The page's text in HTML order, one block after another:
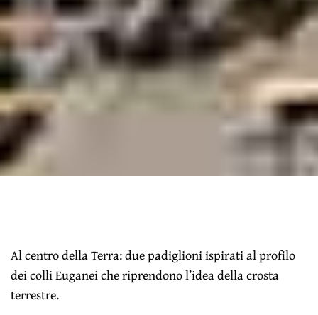
Al centro della Terra: due padiglioni ispirati al profilo
dei colli Euganei che riprendono l’idea della crosta
terrestre.